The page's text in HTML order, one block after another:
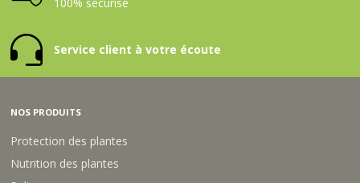
Service client à votre écoute
NOS PRODUITS
Protection des plantes
Nutrition des plantes